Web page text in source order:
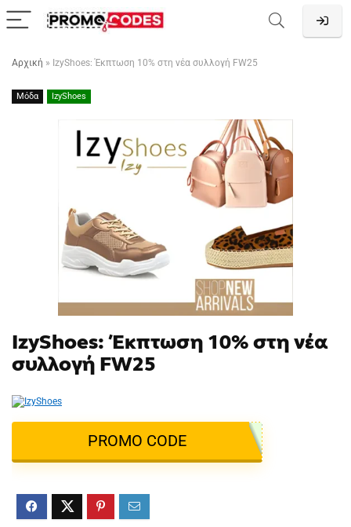
Αρχική » IzyShoes: Έκπτωση 10% στη νέα συλλογή FW25
Μόδα IzyShoes
IzyShoes: Έκπτωση 10% στη νέα
συλλογή FW25
PROMO CODE